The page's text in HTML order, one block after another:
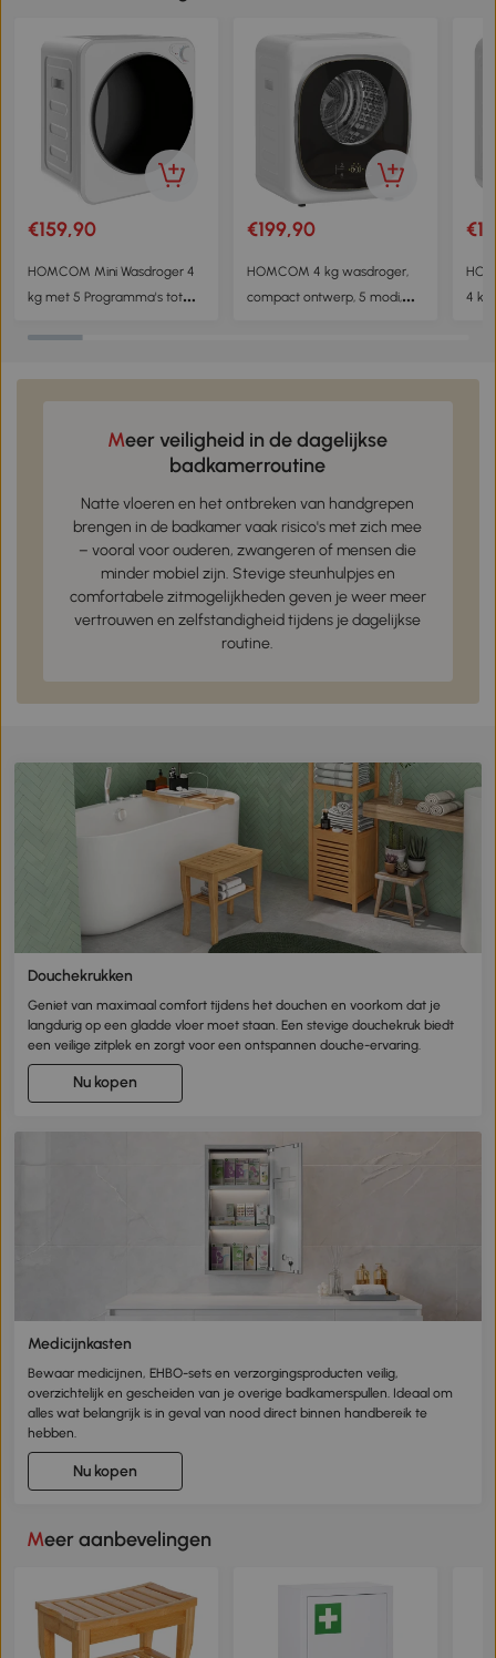
€159,90
HOMCOM Mini Wasdroger 4
kg met 5 Programma's tot
€199,90
HOMCOM 4 kg wasdroger,
compact ontwerp, 5 modi,
4 kg
Meer veiligheid in de dagelijkse
badkamerroutine
Natte vloeren en het ontbreken van handgrepen
brengen in de badkamer vaak risico's met zich mee
– vooral voor ouderen, zwangeren of mensen die
minder mobiel zijn. Stevige steunhulpjes en
comfortabele zitmogelijkheden geven je weer meer
vertrouwen en zelfstandigheid tijdens je dagelijkse
routine.
Douchekrukken
Geniet van maximaal comfort tijdens het douchen en voorkom dat je
langdurig op een gladde vloer moet staan. Een stevige douchekruk biedt
een veilige zitplek en zorgt voor een ontspannen douche-ervaring.
Nu kopen
Medicijnkasten
Bewaar medicijnen, EHBO-sets en verzorgingsproducten veilig,
overzichtelijk en gescheiden van je overige badkamerspullen. Ideaal om
alles wat belangrijk is in geval van nood direct binnen handbereik te
hebben.
Nu kopen
Meer aanbevelingen